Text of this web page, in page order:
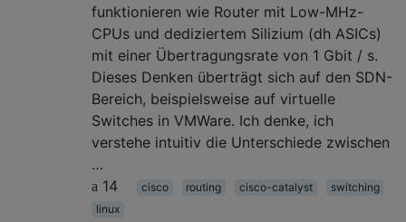
funktionieren wie Router mit Low-MHz-
CPUs und dediziertem Silizium (dh ASICs)
mit einer Übertragungsrate von 1 Gbit / s.
Dieses Denken überträgt sich auf den SDN-
Bereich, beispielsweise auf virtuelle
Switches in VMWare. Ich denke, ich
verstehe intuitiv die Unterschiede zwischen
…
14
cisco routing cisco-catalyst
switching
linux